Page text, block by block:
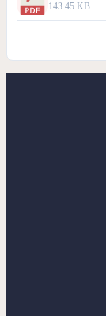
143.45 KB